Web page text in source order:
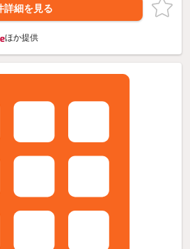
詳細を見る
ほか提供